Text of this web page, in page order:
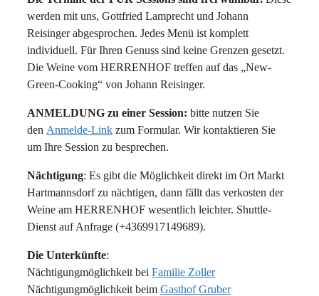
werden mit uns, Gottfried Lamprecht und Johann
Reisinger abgesprochen. Jedes Menü ist komplett
individuell. Für Ihren Genuss sind keine Grenzen gesetzt.
Die Weine vom HERRENHOF treffen auf das „New-
Green-Cooking“ von Johann Reisinger.
ANMELDUNG zu einer Session: bitte nutzen Sie
den Anmelde-Link zum Formular. Wir kontaktieren Sie
um Ihre Session zu besprechen.
Nächtigung: Es gibt die Möglichkeit direkt im Ort Markt
Hartmannsdorf zu nächtigen, dann fällt das verkosten der
Weine am HERRENHOF wesentlich leichter. Shuttle-
Dienst auf Anfrage (+4369917149689).
Die Unterkünfte:
Nächtigungmöglichkeit bei Familie Zoller
Nächtigungmöglichkeit beim Gasthof Gruber